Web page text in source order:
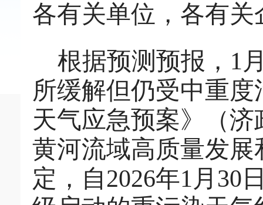
各有关单位，各有关
根据预测预报 ， 1
所缓解但仍受中重
天气应急预案》（济
黄河流域高质量发
定，自2026年1 月 30